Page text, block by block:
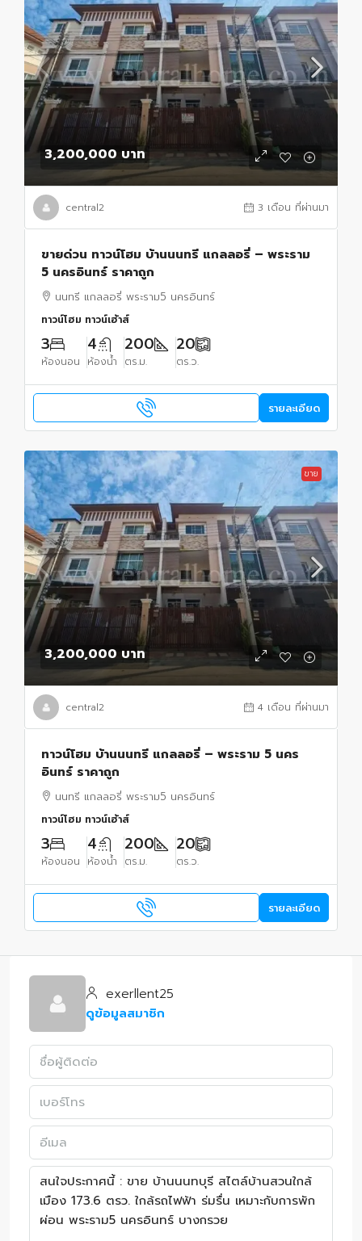
3,200,000 บาท
central2 3 เดือน ที่ผ่านมา
ขายด่วน ทาวน์โฮม บ้านนนทรี แกลลอรี่ – พระราม
5 นครอินทร์ ราคาถูก
นนทรี แกลลอรี่ พระราม5 นครอินทร์
ทาวน์โฮม ทาวน์เฮ้าส์
3
ห้องนอน
4
ห้องน้ำ
200
ตร.ม.
20
ตร.ว.
รายละเอียด
ขาย
3,200,000 บาท
central2 4 เดือน ที่ผ่านมา
ทาวน์โฮม บ้านนนทรี แกลลอรี่ – พระราม 5 นคร
อินทร์ ราคาถูก
นนทรี แกลลอรี่ พระราม5 นครอินทร์
ทาวน์โฮม ทาวน์เฮ้าส์
3
ห้องนอน
4
ห้องน้ำ
200
ตร.ม.
20
ตร.ว.
รายละเอียด
exerllent25
ดูข้อมูลสมาชิก